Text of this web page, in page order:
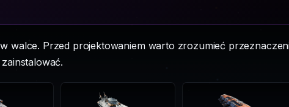
w walce. Przed projektowaniem warto zrozumieć